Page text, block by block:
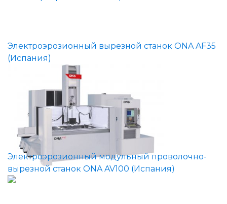
Электроэрозионный вырезной станок ONA AF35
(Испания)
Электроэрозионный модульный проволочно-
вырезной станок ONA AV100 (Испания)